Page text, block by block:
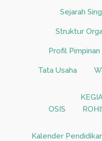
Sejarah
Struktur
Profil Pimpinan
Tata Usaha
OSIS
Kalender